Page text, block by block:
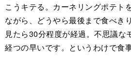
こうキテる。カーネリングポテト
ながら、どうやら最後まで食べき
見たら30分程度が経過。不思議な
経つの早いです。というわけで食